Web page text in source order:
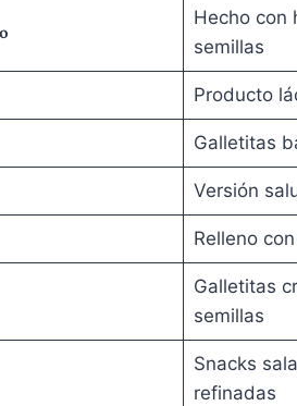
Hecho con
semillas
Producto
Galletitas
Versión
Relleno
Galletitas
semillas
Snacks
refinadas